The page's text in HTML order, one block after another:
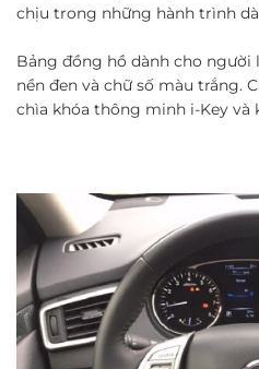
chịu trong những hành trình
Bảng đồng hồ dành cho người
nền đen và chữ số màu trắng.
chìa khóa thông minh i-Key và